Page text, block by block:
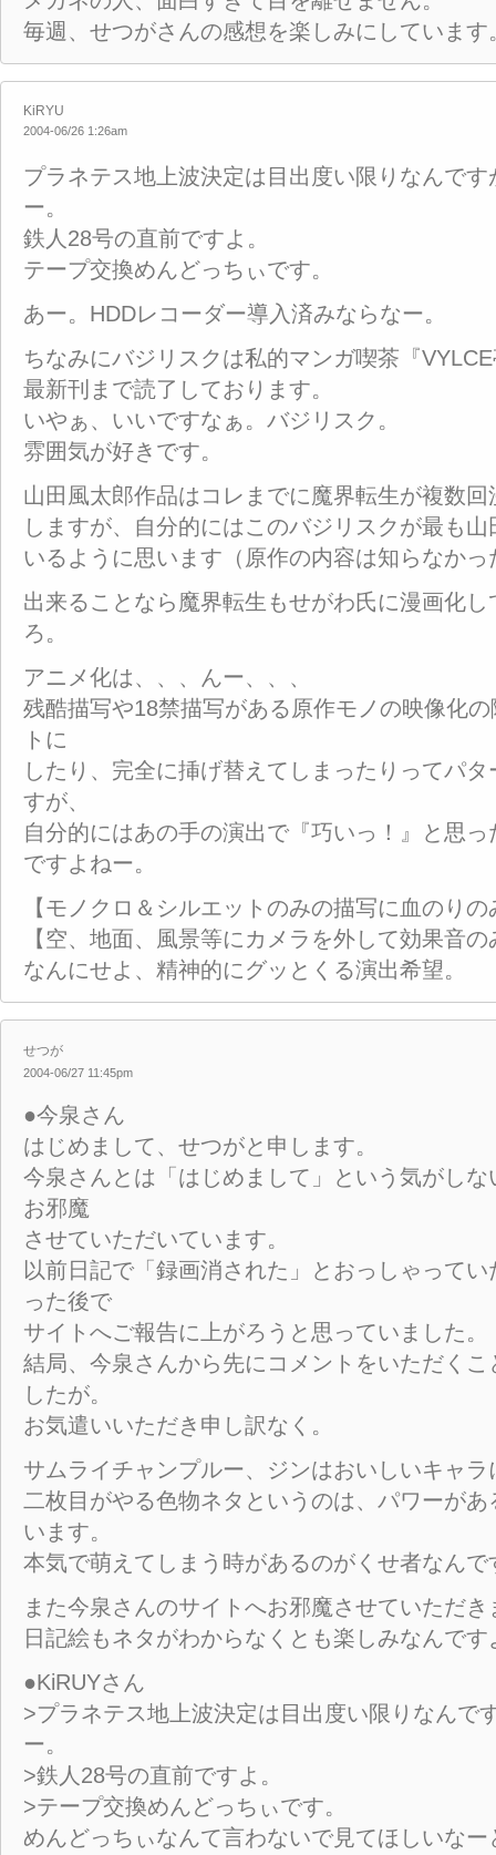
毎週、せつがさんの感想を楽しみにしています
KiRYU
2004-06/26 1:26am
プラネテス地上波決定は目出度い限りなんで
ー。
鉄人28号の直前ですよ。
テープ交換めんどっちぃです。
あー。HDDレコーダー導入済みならなー。
ちなみにバジリスクは私的マンガ喫茶『
最新刊まで読了しております。
いやぁ、いいですなぁ。バジリスク。
雰囲気が好きです。
山田風太郎作品はコレまでに魔界転生が複数
しますが、自分的にはこのバジリスクが最も
いるように思います（原作の内容は知らなか
出来ることなら魔界転生もせがわ氏に漫画化
ろ。
アニメ化は、、、んー、、、
残酷描写や18禁描写がある原作モノの映像化
トに
したり、完全に挿げ替えてしまったりってパ
すが、
自分的にはあの手の演出で『巧いっ！』と思
ですよねー。
【モノクロ＆シルエットのみの描写に血のり
【空、地面、風景等にカメラを外して効果音
なんにせよ、精神的にグッとくる演出希望。
せつが
2004-06/27 11:45pm
●今泉さん
はじめまして、せつがと申します。
今泉さんとは「はじめまして」という気がし
お邪魔
させていただいています。
以前日記で「録画消された」とおっしゃって
った後で
サイトへご報告に上がろうと思っていました。
結局、今泉さんから先にコメントをいただく
したが。
お気遣いいただき申し訳なく。
サムライチャンプルー、ジンはおいしいキャ
二枚目がやる色物ネタというのは、パワーが
います。
本気で萌えてしまう時があるのがくせ者なんで
また今泉さんのサイトへお邪魔させていただき
日記絵もネタがわからなくとも楽しみなんです
●KiRUYさん
>プラネテス地上波決定は目出度い限りなんで
ー。
>鉄人28号の直前ですよ。
>テープ交換めんどっちぃです。
めんどっちぃなんて言わないで見てほしいなー